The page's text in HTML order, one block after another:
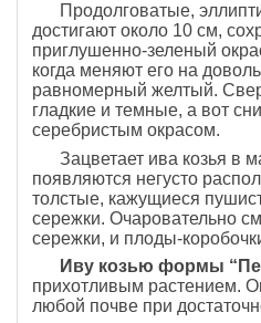
Продолговатые,
достигают около 10 см,
приглушенно-зеленый
когда меняют его на
равномерный желтый.
гладкие и темные, а вот
серебристым окрасом.
Зацветает ива козья в
появляются негусто
толстые, кажущиеся
сережки. Очаровательно
сережки, и плоды-
Иву козью формы
прихотливым растением.
любой почве при